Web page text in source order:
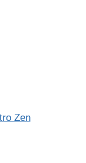
Zen